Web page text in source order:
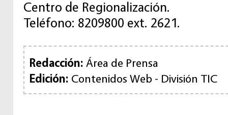
Centro de Regionalización.
Teléfono: 8209800 ext. 2621.
Redacción: Área de Prensa
Edición: Contenidos Web - División TIC